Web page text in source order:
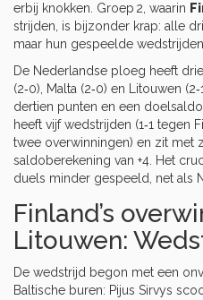
erbij knokken. Groep 2, waarin
strijden, is bijzonder krap: alle
maar hun gespeelde
De Nederlandse ploeg heeft
(2‑0), Malta (2‑0) en Litouwen
dertien punten en een
heeft vijf wedstrijden (1‑1 tegen
twee overwinningen) en zit met
saldoberekening van +4. Het
duels minder gespeeld, net als
Finland’s
Litouwen:
De wedstrijd begon met een
Baltische buren: Pijus Sirvys